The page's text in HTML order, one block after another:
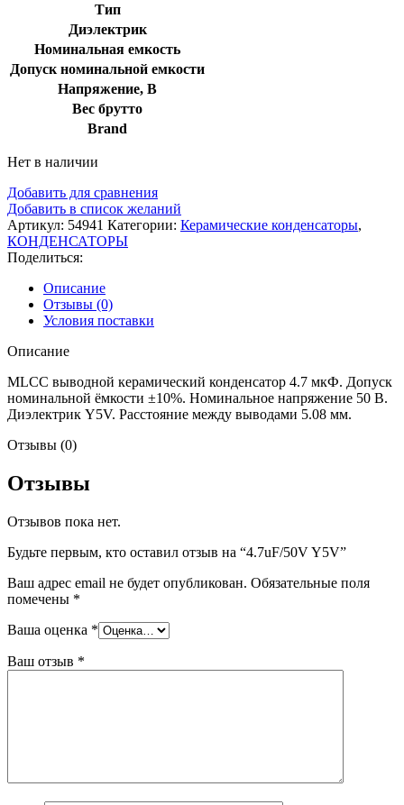
Тип
Диэлектрик
Номинальная емкость
Допуск номинальной емкости
Напряжение, В
Вес брутто
Brand
Нет в наличии
Добавить для сравнения
Добавить в список желаний
Артикул: 54941 Категории: Керамические конденсаторы,
КОНДЕНСАТОРЫ
Поделиться:
Описание
Отзывы (0)
Условия поставки
Описание
MLCC выводной керамический конденсатор 4.7 мкФ. Допуск
номинальной ёмкости ±10%. Номинальное напряжение 50 В.
Диэлектрик Y5V. Расстояние между выводами 5.08 мм.
Отзывы (0)
Отзывы
Отзывов пока нет.
Будьте первым, кто оставил отзыв на “4.7uF/50V Y5V”
Ваш адрес email не будет опубликован. Обязательные поля
помечены *
Ваша оценка *
Ваш отзыв *